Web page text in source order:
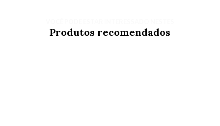
Produtos recomendados